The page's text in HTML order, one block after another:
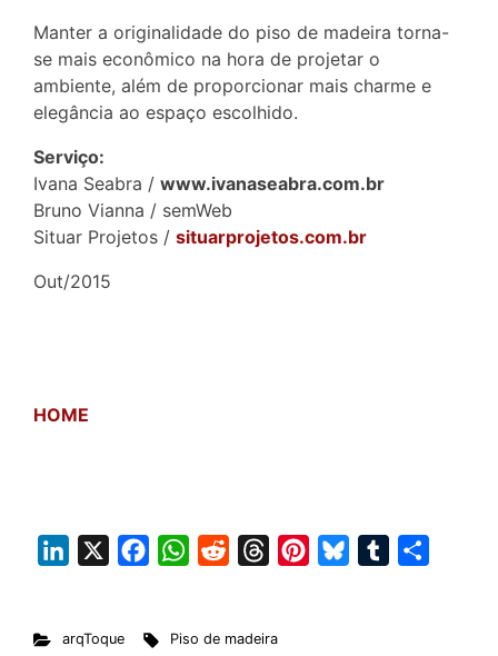
Manter a originalidade do piso de madeira torna-
se mais econômico na hora de projetar o
ambiente, além de proporcionar mais charme e
elegância ao espaço escolhido.
Serviço:
Ivana Seabra / www.ivanaseabra.com.br
Bruno Vianna / semWeb
Situar Projetos / situarprojetos.com.br
Out/2015
HOME
k
e
W
t
d
e
arqToque Piso de madeira